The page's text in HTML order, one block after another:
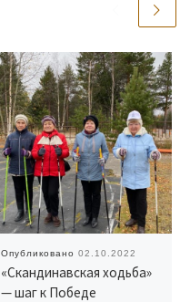
Опубликовано 02.10.2022
«Скандинавская ходьба»
— шаг к Победе